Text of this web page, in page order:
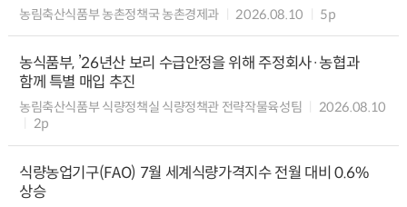
농림축산식품부 농촌정책국 농촌경제과 2026.08.10 5p
농식품부, ’26년산 보리 수급안정을 위해 주정회사·농협과
함께 특별 매입 추진
농림축산식품부 식량정책실 식량정책관 전략작물육성팀
2026.08.10
2p
식량농업기구(FAO) 7월 세계식량가격지수 전월 대비 0.6%
상승